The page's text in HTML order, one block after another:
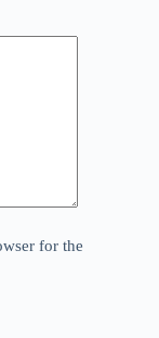
for the